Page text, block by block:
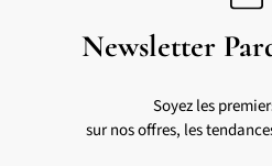
Newsletter
Soyez les
sur nos offres, les